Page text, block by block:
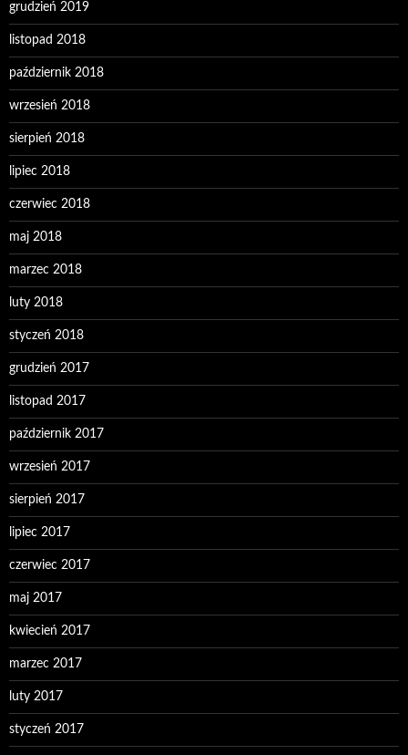
grudzień 2019
listopad 2018
październik 2018
wrzesień 2018
sierpień 2018
lipiec 2018
czerwiec 2018
maj 2018
marzec 2018
luty 2018
styczeń 2018
grudzień 2017
listopad 2017
październik 2017
wrzesień 2017
sierpień 2017
lipiec 2017
czerwiec 2017
maj 2017
kwiecień 2017
marzec 2017
luty 2017
styczeń 2017